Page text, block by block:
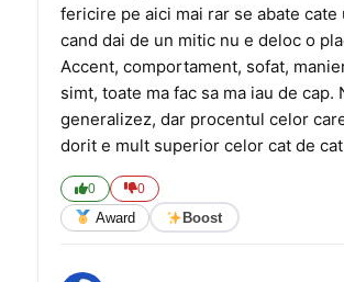
fericire pe aici mai rar se abate cate
cand dai de un mitic nu e deloc o
Accent, comportament, sofat,
simt, toate ma fac sa ma iau de cap.
generalizez, dar procentul celor
dorit e mult superior celor cat de
0 0
Award Boost